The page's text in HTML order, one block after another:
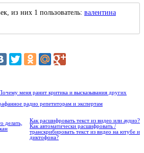
из них 1 пользователь: валентина
меня ранит критика и высказывания других
радио репетиторам и экспертам
делать,
Как расшифровать текст из видео или аудио?
Как автоматически расшифровать /
транскрибировать текст из видео на ютубе и
диктофона?